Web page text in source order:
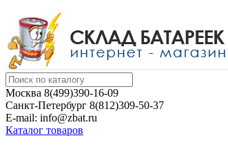
Москва 8(499)390-16-09
Санкт-Петербург 8(812)309-50-37
E-mail: info@zbat.ru
Каталог товаров